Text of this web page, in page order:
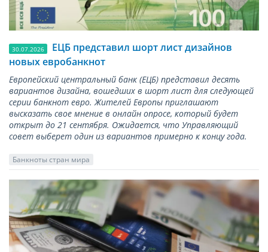
30.07.2026
ЕЦБ представил шорт лист дизайнов
новых евробанкнот
Европейский центральный банк (ЕЦБ) представил десять
вариантов дизайна, вошедших в шорт лист для следующей
серии банкнот евро. Жителей Европы приглашают
высказать свое мнение в онлайн опросе, который будет
открыт до 21 сентября. Ожидается, что Управляющий
совет выберет один из вариантов примерно к концу года.
Банкноты стран мира